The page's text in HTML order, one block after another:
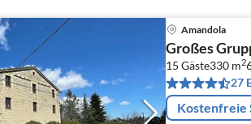
Amandola
Großes
15 Gäste330 m2
27
Kostenfreie